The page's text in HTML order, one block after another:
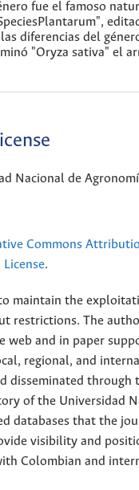
fue el famoso
diferencias del
"Oryza sativa" el
Nacional de
Commons
.
maintain the
restrictions. The
and in paper
regional, and
disseminated through
of the Universidad
databases that the
visibility and
Colombian and